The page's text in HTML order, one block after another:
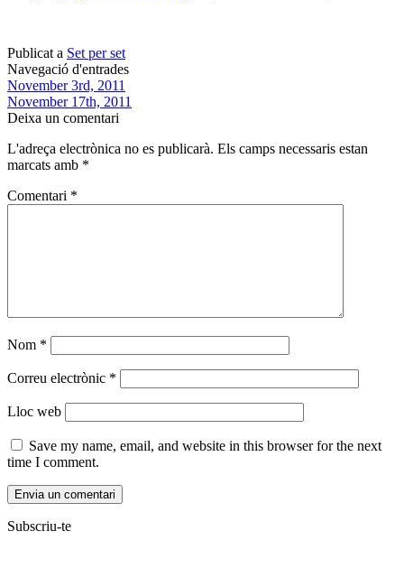
Publicat a Set per set
Navegació d'entrades
November 3rd, 2011
November 17th, 2011
Deixa un comentari
L'adreça electrònica no es publicarà. Els camps necessaris estan
marcats amb *
Comentari *
Nom *
Correu electrònic *
Lloc web
Save my name, email, and website in this browser for the next
time I comment.
Subscriu-te